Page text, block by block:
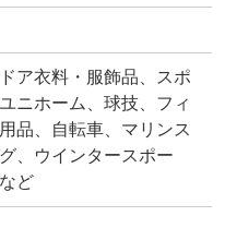
ア衣料・服飾品、スポ
ニホーム、球技、フィ
品、自転車、マリンス
、ウインタースポー
ど